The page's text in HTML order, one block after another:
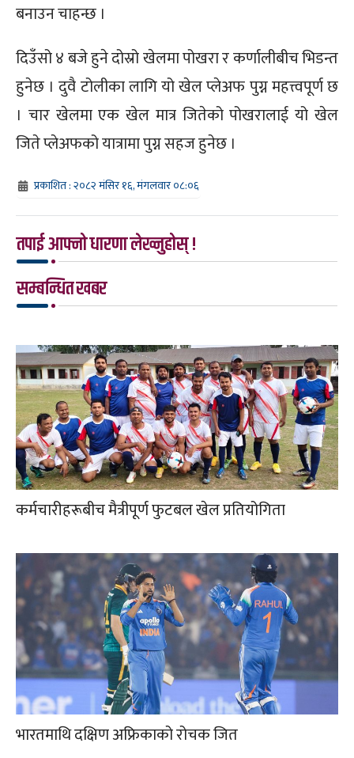
बनाउन चाहन्छ ।
दिउँसो ४ बजे हुने दोस्रो खेलमा पोखरा र कर्णालीबीच भिडन्त
हुनेछ । दुवै टोलीका लागि यो खेल प्लेअफ पुग्न महत्त्वपूर्ण छ
। चार खेलमा एक खेल मात्र जितेको पोखरालाई यो खेल
जिते प्लेअफको यात्रामा पुग्न सहज हुनेछ ।
प्रकाशित : २०८२ मंसिर १६, मंगलवार ०८:०६
तपाई आफ्नो धारणा लेख्नुहोस् !
सम्बन्धित खबर
कर्मचारीहरूबीच मैत्रीपूर्ण फुटबल खेल प्रतियोगिता
भारतमाथि दक्षिण अफ्रिकाको रोचक जित